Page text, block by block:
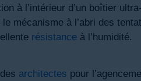
à l’intérieur d’un boîtier
mécanisme à l’abri des
résistanceà l’humidité.
architectes pour